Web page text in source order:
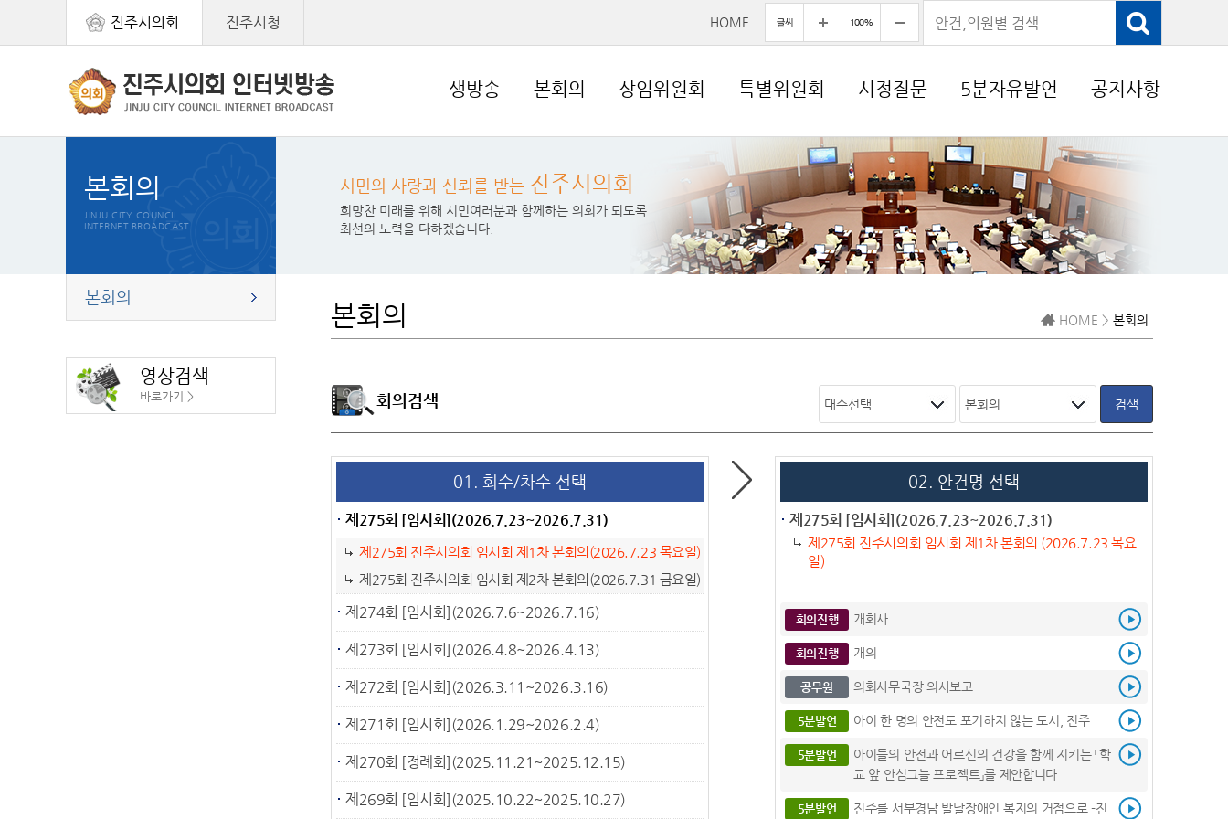
진주시의회 진주시청 HOME
생방송 본회의 상임위원회 특별위원회 시정질문 5분자유발언 공지사항
시민의 사랑과 신뢰를 받는 진주시의회
희망찬 미래를 위해 시민여러분과 함께하는 의회가 되도록
최선의 노력을 다하겠습니다.
본회의
JINJU CITY COUNCIL
INTERNET BROADCAST
본회의
영상검색
바로가기 >
본회의 HOME > 본회의
회의검색
01. 회수/차수 선택
제275회 [임시회](2026.7.23~2026.7.31)
제275회 진주시의회 임시회 제1차 본회의(2026.7.23 목요일)
제275회 진주시의회 임시회 제2차 본회의(2026.7.31 금요일)
제274회 [임시회](2026.7.6~2026.7.16)
제273회 [임시회](2026.4.8~2026.4.13)
제272회 [임시회](2026.3.11~2026.3.16)
제271회 [임시회](2026.1.29~2026.2.4)
제270회 [정례회](2025.11.21~2025.12.15)
제269회 [임시회](2025.10.22~2025.10.27)
02. 안건명 선택
제275회 [임시회](2026.7.23~2026.7.31)
제275회 진주시의회 임시회 제1차 본회의 (2026.7.23 목요
일)
회의진행 개회사
회의진행 개의
공무원 의회사무국장 의사보고
5분발언 아이 한 명의 안전도 포기하지 않는 도시, 진주
5분발언
아이들의 안전과 어르신의 건강을 함께 지키는 「학
교 앞 안심그늘 프로젝트」를 제안합니다
5분발언 진주를 서부경남 발달장애인 복지의 거점으로 -진